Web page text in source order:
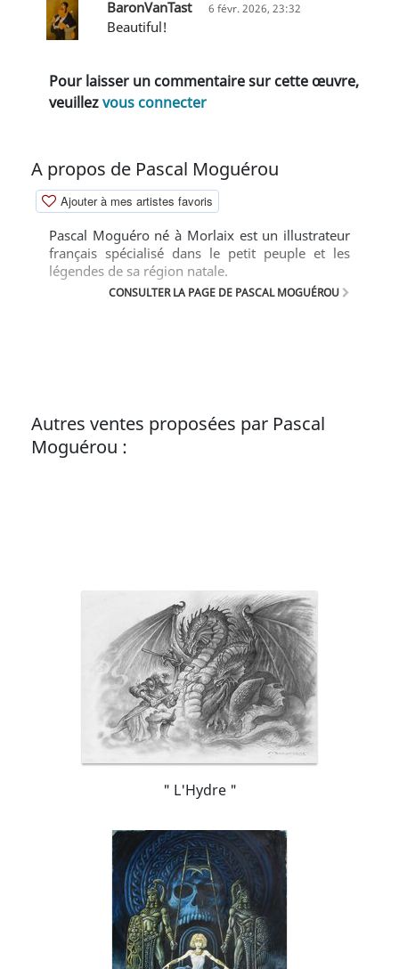
BaronVanTast 6 févr. 2026, 23:32
Beautiful!
Pour laisser un commentaire sur cette œuvre,
veuillezvous connecter
A propos de Pascal Moguérou
Ajouter à mes artistes favoris
Pascal Moguéro né à Morlaix est un illustrateur
français spécialisé dans le petit peuple et les
légendes de sa région natale.
CONSULTER LA PAGE DE PASCAL MOGUÉROU
Autres ventes proposées par Pascal
Moguérou :
" L'Hydre "